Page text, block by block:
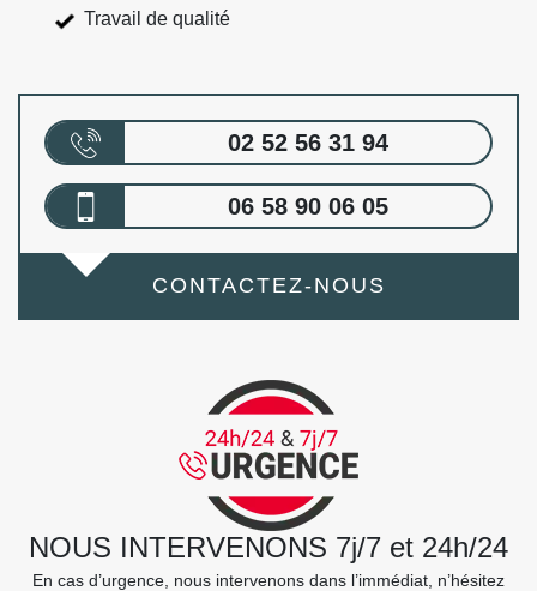
Travail de qualité
02 52 56 31 94
06 58 90 06 05
CONTACTEZ-NOUS
NOUS INTERVENONS 7j/7 et 24h/24
En cas d’urgence, nous intervenons dans l’immédiat, n’hésitez